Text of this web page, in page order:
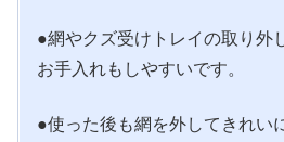
●網やクズ受けトレイの取り外
お手入れもしやすいです。
●使った後も網を外してきれい